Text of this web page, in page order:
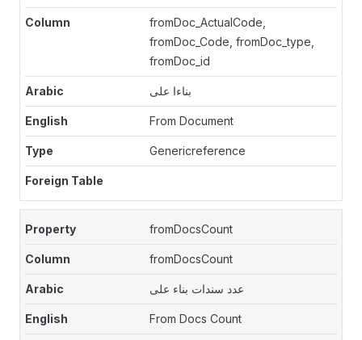
fromDoc_ActualCode,
fromDoc_Code, fromDoc_type,
fromDoc_id
بناءا على
From Document
Genericreference
fromDocsCount
fromDocsCount
عدد سندات بناء على
From Docs Count